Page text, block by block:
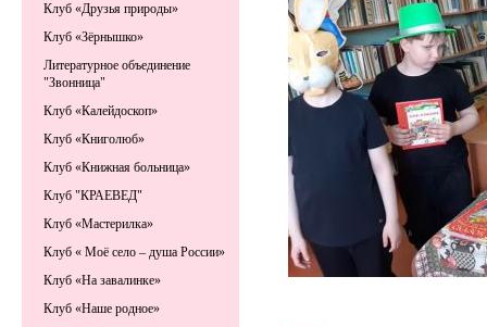
Клуб «Друзья природы»
Клуб «Зёрнышко»
Литературное объединение
"Звонница"
Клуб «Калейдоскоп»
Клуб «Книголюб»
Клуб «Книжная больница»
Клуб "КРАЕВЕД"
Клуб «Мастерилка»
Клуб « Моё село – душа России»
Клуб «На завалинке»
Клуб «Наше родное»